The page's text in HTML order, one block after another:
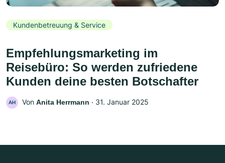
Kundenbetreuung & Service
Empfehlungsmarketing im
Reisebüro: So werden zufriedene
Kunden deine besten Botschafter
AH Von Anita Herrmann ‧ 31. Januar 2025